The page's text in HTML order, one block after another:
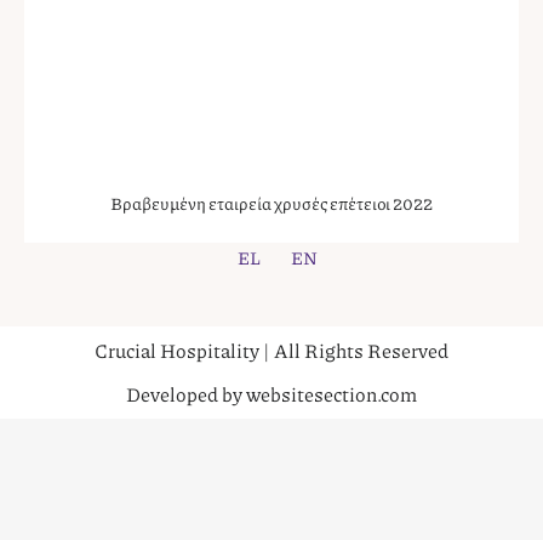
Βραβευμένη εταιρεία χρυσές επέτειοι 2022
EL EN
Crucial Hospitality | All Rights Reserved
Developed by websitesection.com